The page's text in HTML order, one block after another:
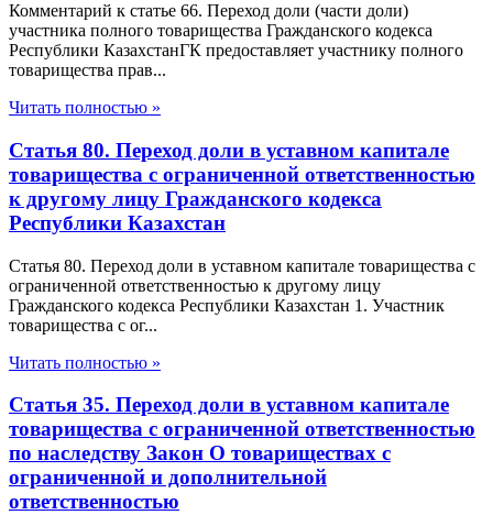
Комментарий к статье 66. Переход доли (части доли)
участника полного товарищества Гражданского кодекса
Республики КазахстанГК предоставляет участнику полного
товарищества прав...
Читать полностью »
Статья 80. Переход доли в уставном капитале
товарищества с ограниченной ответственностью
к другому лицу Гражданского кодекса
Республики Казахстан
Статья 80. Переход доли в уставном капитале товарищества с
ограниченной ответственностью к другому лицу
Гражданского кодекса Республики Казахстан 1. Участник
товарищества с ог...
Читать полностью »
Статья 35. Переход доли в уставном капитале
товарищества с ограниченной ответственностью
по наследству Закон О товариществах с
ограниченной и дополнительной
ответственностью